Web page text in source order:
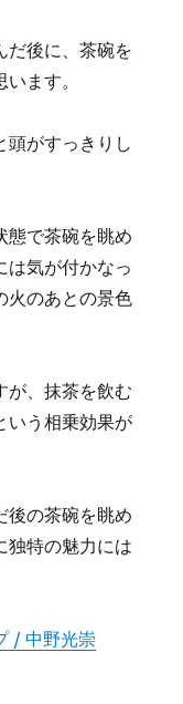
だ後に、茶碗を
ます。
頭がすっきりし
態で茶碗を眺め
は気が付かなっ
火のあとの景色
が、抹茶を飲む
いう相乗効果が
後の茶碗を眺め
独特の魅力には
/ 中野光崇